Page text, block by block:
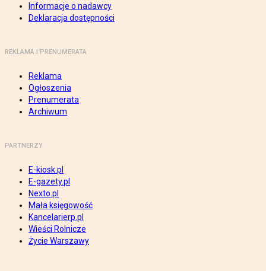
Informacje o nadawcy
Deklaracja dostępności
REKLAMA I PRENUMERATA
Reklama
Ogłoszenia
Prenumerata
Archiwum
PARTNERZY
E-kiosk.pl
E-gazety.pl
Nexto.pl
Mała księgowość
Kancelarierp.pl
Wieści Rolnicze
Życie Warszawy